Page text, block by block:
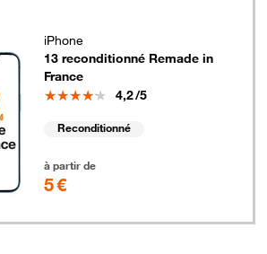
disponibles non sélectionnables
iPhone
13 reconditionné Remade in
France
Note
4,2/5
Reconditionné
à partir de
5 €